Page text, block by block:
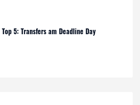
Top 5: Transfers am Deadline Day